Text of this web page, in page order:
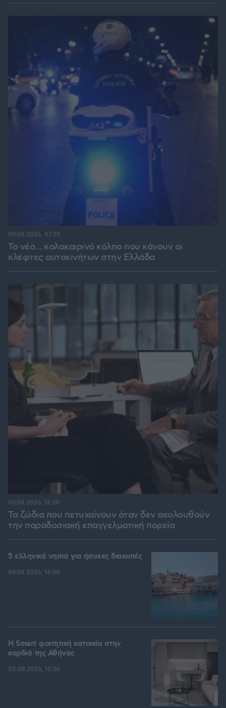
Το νέο... καλοκαιρινό κόλπο που κάνουν οι
κλέφτες αυτοκινήτων στην Ελλάδα
09.08.2026, 07:29
Τα ζώδια που πετυχαίνουν όταν δεν ακολουθούν
την παραδοσιακή επαγγελματική πορεία
09.08.2026, 12:30
5 ελληνικά νησιά για ήσυχες διακοπές
09.08.2026, 14:08
Η Smart φοιτητική κατοικία στην
καρδιά της Αθήνας
03.08.2026, 10:56